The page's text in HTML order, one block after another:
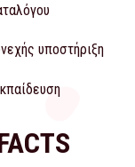
υποστήριξη